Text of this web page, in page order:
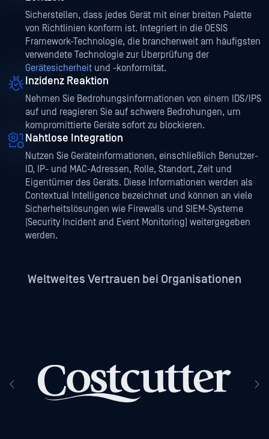
Sicherstellen, dass jedes Gerät mit einer breiten Palette
von Richtlinien konform ist. Integriert in die OESIS
Framework-Technologie, die branchenweit am häufigsten
verwendete Technologie zur Überprüfung der
Gerätesicherheit und -konformität.
Inzidenz Reaktion
Nehmen Sie Bedrohungsinformationen von einem IDS/IPS
auf und reagieren Sie auf schwere Bedrohungen, um
kompromittierte Geräte sofort zu blockieren.
Nahtlose Integration
Nutzen Sie Geräteinformationen, einschließlich Benutzer-
ID, IP- und MAC-Adressen, Rolle, Standort, Zeit und
Eigentümer des Geräts. Diese Informationen werden als
Contextual Intelligence bezeichnet und können an viele
Sicherheitslösungen wie Firewalls und SIEM-Systeme
(Security Incident and Event Monitoring) weitergegeben
werden.
Weltweites Vertrauen bei Organisationen